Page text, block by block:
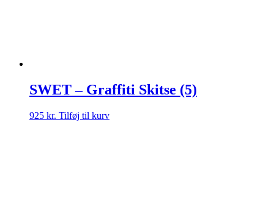
SWET – Graffiti Skitse (5)
925 kr. Tilføj til kurv